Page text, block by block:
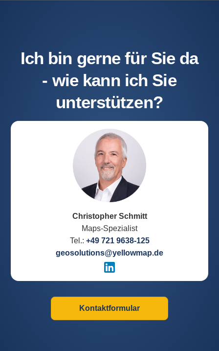
Ich bin gerne für Sie da
- wie kann ich Sie
unterstützen?
Christopher Schmitt
Maps-Spezialist
Tel.: +49 721 9638-125
geosolutions@yellowmap.de
Kontaktformular